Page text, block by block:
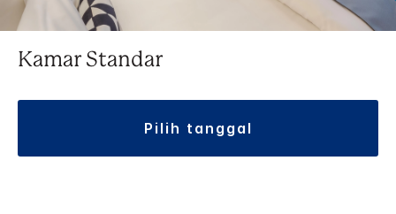
Kamar Standar
pilih tanggal